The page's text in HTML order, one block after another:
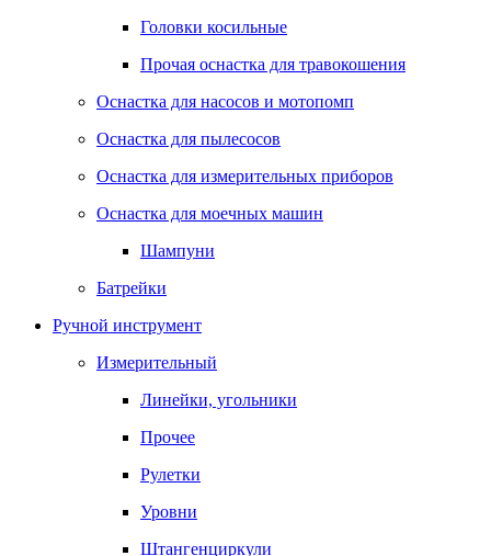
Головки косильные
Прочая оснастка для травокошения
Оснастка для насосов и мотопомп
Оснастка для пылесосов
Оснастка для измерительных приборов
Оснастка для моечных машин
Шампуни
Батрейки
Ручной инструмент
Измерительный
Линейки, угольники
Прочее
Рулетки
Уровни
Штангенциркули